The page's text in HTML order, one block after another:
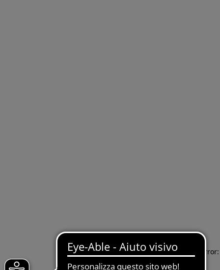
Application